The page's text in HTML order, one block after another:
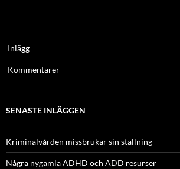
Inlägg
Kommentarer
SENASTE INLÄGGEN
Kriminalvården missbrukar sin ställning
Några nygamla ADHD och ADD resurser